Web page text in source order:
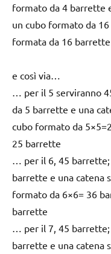
formato da 4 barrette
un cubo formato da
formata da 16 barrette
e così via…
… per il 5 serviranno
da 5 barrette e una
cubo formato da
25 barrette
… per il 6, 45
barrette e una catena
formato da 6×6= 36
barrette
… per il 7, 45
barrette e una catena